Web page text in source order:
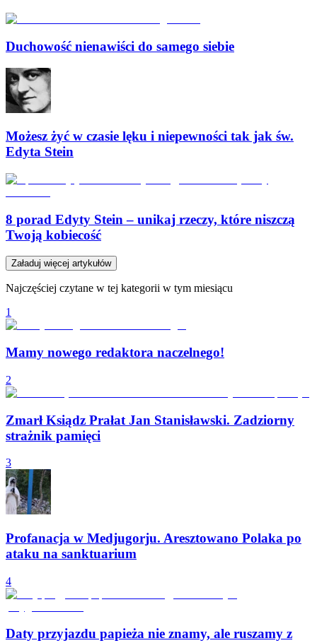
Duchowość nienawiści do samego siebie
Możesz żyć w czasie lęku i niepewności tak jak św.
Edyta Stein
8 porad Edyty Stein – unikaj rzeczy, które niszczą
Twoją kobiecość
Załaduj więcej artykułów
Najczęściej czytane w tej kategorii w tym miesiącu
1
Mamy nowego redaktora naczelnego!
2
Zmarł Ksiądz Prałat Jan Stanisławski. Zadziorny
strażnik pamięci
3
Profanacja w Medjugorju. Aresztowano Polaka po
ataku na sanktuarium
4
Daty przyjazdu papieża nie znamy, ale ruszamy z